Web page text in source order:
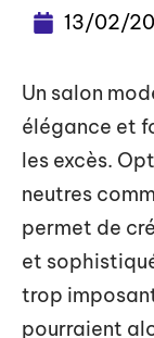
13/02/
Un salon
élégance et
les excès.
neutres
permet de
et
trop
pourraient